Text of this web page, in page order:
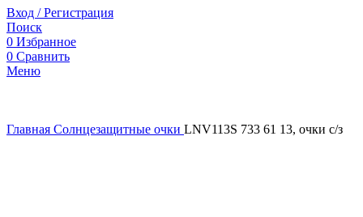
Вход / Регистрация
Поиск
0 Избранное
0 Сравнить
Меню
Главная Солнцезащитные очки LNV113S 733 61 13, очки с/з